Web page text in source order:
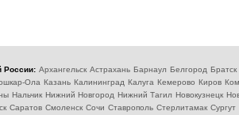
России: Архангельск Астрахань Барнаул Белгород Братск
Ола Казань Калининград Калуга Кемерово Киров
Нальчик Нижний Новгород Нижний Тагил Новокузнецк
Саратов Смоленск Сочи Ставрополь Стерлитамак Сургут